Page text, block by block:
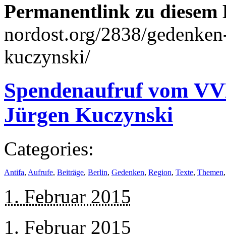
Permanentlink zu
nordost.org/2838/
kuczynski/
Spendenaufruf vom
Jürgen Kuczynski
Categories:
Antifa, Aufrufe, Beiträge, Berlin, Gedenken, Region, Texte, Themen
1. Februar 2015
1. Februar 2015